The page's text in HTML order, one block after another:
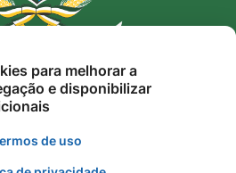
12, Alto da Bela Vista, Novo
Cep. 78.528-000
para melhorar a
e disponibilizar
de uso